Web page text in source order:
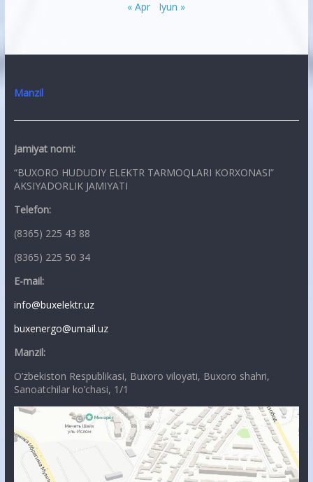
« Apr Iyun »
Manzil
Jamiyat nomi:
“BUXORO HUDUDIY ELEKTR TARMOQLARI KORXONASI”
AKSIYADORLIK JAMIYATI
Telefon:
(8365) 225 43 88
(8365) 225 50 34
E-mail:
info@buxelektr.uz
buxenergo@umail.uz
Manzil:
O’zbekiston Respublikasi, Buxoro viloyati, Buxoro shahri,
Sanoatchilar ko’chasi, 1/1